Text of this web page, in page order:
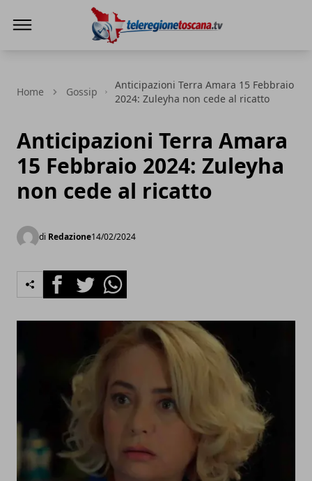
Home Gossip
Anticipazioni Terra Amara 15 Febbraio
2024: Zuleyha non cede al ricatto
Anticipazioni Terra Amara
15 Febbraio 2024: Zuleyha
non cede al ricatto
di Redazione14/02/2024
FacebookTwitterWhatsapp